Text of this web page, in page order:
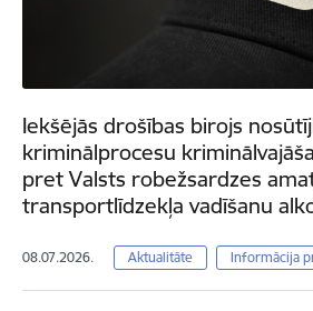
Iekšējās drošības birojs
kriminālprocesu
pret Valsts robežsardzes
transportlīdzekļa vadīšanu
08.07.2026. Aktualitāte Informācija